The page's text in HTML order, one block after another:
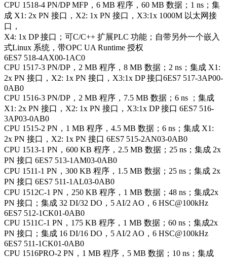
CPU 1518-4 PN/DP MFP，6 MB 程序，60 MB 数据；1 ns；集
成 X1: 2x PN 接口，X2: 1x PN 接口，X3:1x 1000M 以太网接
口，
X4: 1x DP 接口；可C/C++ 扩展PLC 功能；自带另外一个嵌入
式Linux 系统，带OPC UA Runtime 授权
6ES7 518-4AX00-1AC0
CPU 1517-3 PN/DP，2 MB 程序，8 MB 数据；2 ns；集成 X1:
2x PN 接口，X2: 1x PN 接口，X3:1x DP 接口6ES7 517-3AP00-
0AB0
CPU 1516-3 PN/DP，2 MB 程序，7.5 MB 数据；6 ns ；集成
X1: 2x PN 接口，X2: 1x PN 接口，X3:1x DP 接口 6ES7 516-
3AP03-0AB0
CPU 1515-2 PN，1 MB 程序，4.5 MB 数据；6 ns；集成 X1:
2x PN 接口，X2: 1x PN 接口 6ES7 515-2AN03-0AB0
CPU 1513-1 PN，600 KB 程序，2.5 MB 数据；25 ns；集成 2x
PN 接口 6ES7 513-1AM03-0AB0
CPU 1511-1 PN，300 KB 程序，1.5 MB 数据；25 ns；集成 2x
PN 接口 6ES7 511-1AL03-0AB0
CPU 1512C-1 PN，250 KB 程序，1 MB 数据；48 ns；集成2x
PN 接口；集成 32 DI/32 DO，5 AI/2 AO，6 HSC@100kHz
6ES7 512-1CK01-0AB0
CPU 1511C-1 PN，175 KB 程序，1 MB 数据；60 ns；集成2x
PN 接口；集成 16 DI/16 DO，5 AI/2 AO，6 HSC@100kHz
6ES7 511-1CK01-0AB0
CPU 1516PRO-2 PN，1 MB 程序，5 MB 数据；10 ns；集成